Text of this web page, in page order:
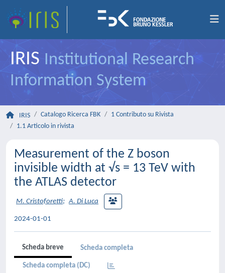
IRIS Institutional Research
Information System
IRIS Catalogo Ricerca FBK
1 Contributo su Rivista
1.1 Articolo in rivista
Measurement of the Z boson
invisible width at √s = 13 TeV with
the ATLAS detector
M. Cristoforetti; A. Di Luca
2024-01-01
Scheda breve Scheda completa
Scheda completa (DC)